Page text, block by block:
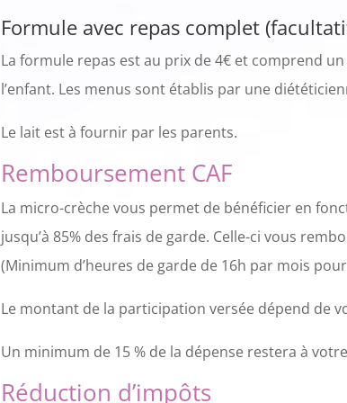
Formule avec repas complet
La formule repas est au prix de 4€ et comprend
l’enfant. Les menus sont établis par une
Le lait est à fournir par les parents.
Remboursement CAF
La micro-crèche vous permet de bénéficier en
jusqu’à 85% des frais de garde. Celle-ci vous
(Minimum d’heures de garde de 16h par mois pour
Le montant de la participation versée dépend de
Un minimum de 15 % de la dépense restera à
Réduction d’impôts